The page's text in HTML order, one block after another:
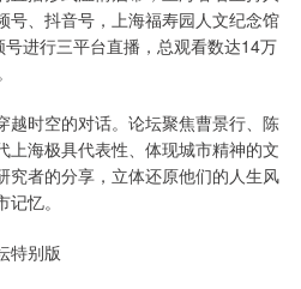
号、抖音号，上海福寿园人文纪念馆
号进行三平台直播，总观看数达14万
越时空的对话。论坛聚焦曹景行、陈
上海极具代表性、体现城市精神的文
究者的分享，立体还原他们的人生风
忆。
特别版